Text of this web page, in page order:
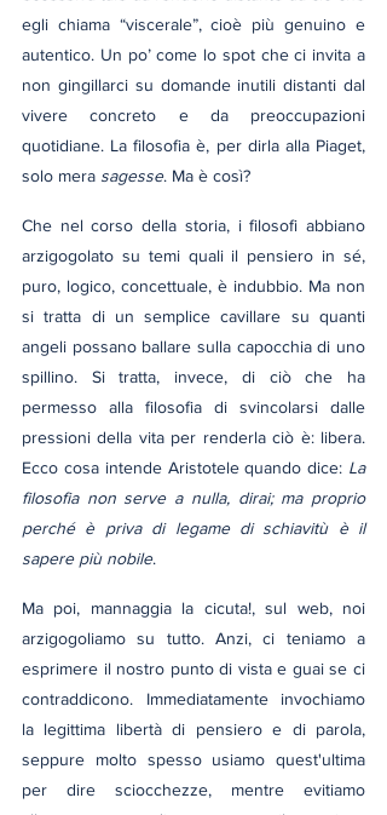
egli chiama “viscerale”, cioè più genuino e
autentico. Un po’ come lo spot che ci invita a
non gingillarci su domande inutili distanti dal
vivere concreto e da preoccupazioni
quotidiane. La filosofia è, per dirla alla Piaget,
solo mera sagesse. Ma è così?
Che nel corso della storia, i filosofi abbiano
arzigogolato su temi quali il pensiero in sé,
puro, logico, concettuale, è indubbio. Ma non
si tratta di un semplice cavillare su quanti
angeli possano ballare sulla capocchia di uno
spillino. Si tratta, invece, di ciò che ha
permesso alla filosofia di svincolarsi dalle
pressioni della vita per renderla ciò è: libera.
Ecco cosa intende Aristotele quando dice: La
filosofia non serve a nulla, dirai; ma proprio
perché è priva di legame di schiavitù è il
sapere più nobile.
Ma poi, mannaggia la cicuta!, sul web, noi
arzigogoliamo su tutto. Anzi, ci teniamo a
esprimere il nostro punto di vista e guai se ci
contraddicono. Immediatamente invochiamo
la legittima libertà di pensiero e di parola,
seppure molto spesso usiamo quest'ultima
per dire sciocchezze, mentre evitiamo